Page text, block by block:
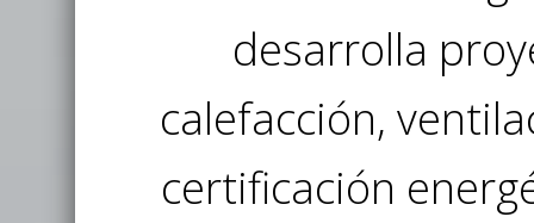
desarrolla
calefacción,
certificación